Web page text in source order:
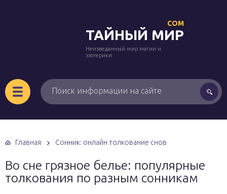
ТАЙНЫЙ МИР
COM
Неизведанный мир магии и
эзотерики
Главная Сонник: онлайн толкование снов
Во сне грязное белье: популярные
толкования по разным сонникам